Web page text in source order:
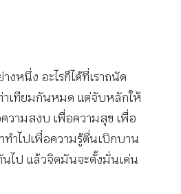
งหนึ่ง อะไรก็ได้ที่เราถนัด
าเทียมกันหมด แต่จับหลักให้
ความสงบ เพื่อความสุข เพื่อ
ทำไปเพื่อความรู้ตื่นเบิกบาน
ไป แล้วจิตมันจะตั้งมั่นเด่น